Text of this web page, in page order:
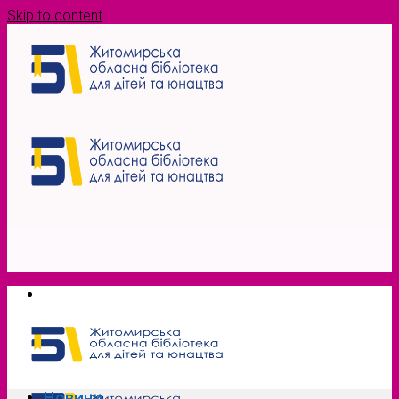
Skip to content